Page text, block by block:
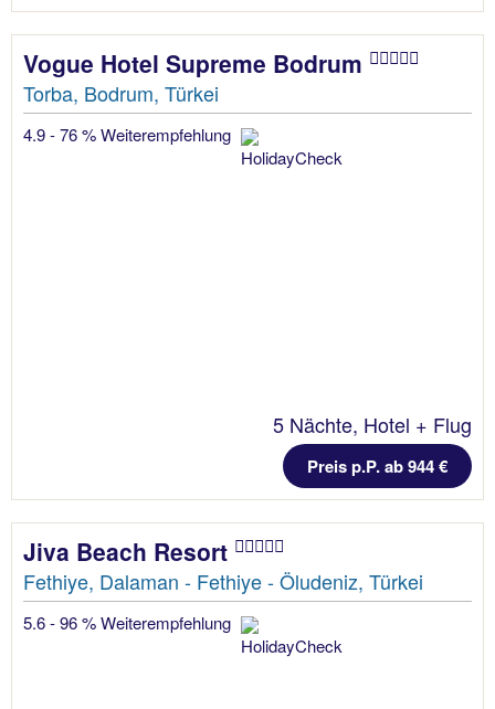
Vogue Hotel Supreme Bodrum
Torba, Bodrum, Türkei
4.9 - 76 % Weiterempfehlung
5 Nächte, Hotel + Flug
Preis p.P. ab 944 €
Jiva Beach Resort
Fethiye, Dalaman - Fethiye - Öludeniz, Türkei
5.6 - 96 % Weiterempfehlung